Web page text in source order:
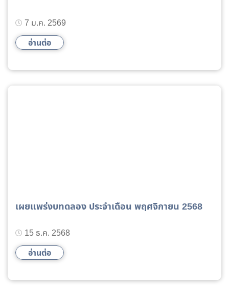
7 ม.ค. 2569
อ่านต่อ
เผยแพร่งบทดลอง ประจำเดือน พฤศจิกายน 2568
15 ธ.ค. 2568
อ่านต่อ